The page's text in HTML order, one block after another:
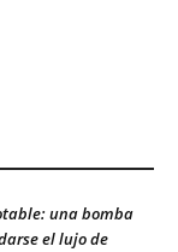
una bomba
el lujo de